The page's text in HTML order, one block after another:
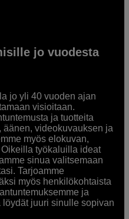
jo vuodesta
jo yli 40 vuoden ajan
visioitaan.
ja tuotteita
videokuvauksen ja
myös elokuvan,
työkaluilla ideat
sinua valitsemaan
Tarjoamme
myös henkilökohtaista
ja
löydät juuri sinulle sopivan